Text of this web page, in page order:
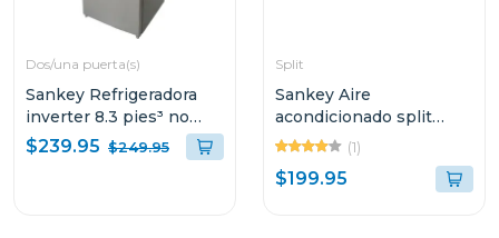
Dos/una puerta(s)
Sankey Refrigeradora
inverter 8.3 pies³ no
frost luz led rf90in70
$239.95 $249.95
Split
Sankey Aire
acondicionado split
11700btu no inverter
(1)
$199.95